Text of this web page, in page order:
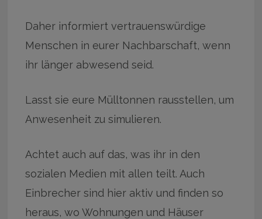
Daher informiert vertrauenswürdige
Menschen in eurer Nachbarschaft, wenn
ihr länger abwesend seid.
Lasst sie eure Mülltonnen rausstellen, um
Anwesenheit zu simulieren.
Achtet auch auf das, was ihr in den
sozialen Medien mit allen teilt. Auch
Einbrecher sind hier aktiv und finden so
heraus, wo Wohnungen und Häuser